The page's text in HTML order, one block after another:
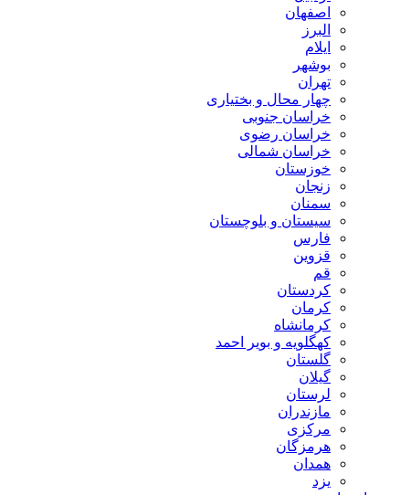
اصفهان
البرز
ایلام
بوشهر
تهران
چهار محال و بختیاری
خراسان جنوبی
خراسان رضوی
خراسان شمالی
خوزستان
زنجان
سمنان
سیستان و بلوچستان
فارس
قزوین
قم
کردستان
کرمان
کرمانشاه
کهگلویه و بویر احمد
گلستان
گیلان
لرستان
مازندران
مرکزی
هرمزگان
همدان
یزد